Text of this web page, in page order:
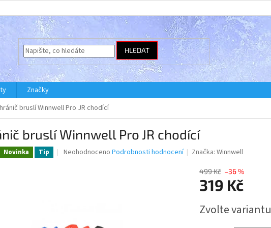
HLEDAT
Značky
bruslí Winnwell Pro JR chodící
bruslí Winnwell Pro JR chodící
Novinka Tip
Průměrné
Neohodnoceno Podrobnosti hodnocení Značka:Winnwell
499 Kč –36 %
319 Kč
cena:
Zvolte variantu